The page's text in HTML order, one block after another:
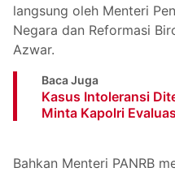
langsung oleh Menteri
Negara dan Reformasi
Azwar.
Baca Juga
Kasus Intoleransi
Minta Kapolri
Bahkan Menteri PANRB